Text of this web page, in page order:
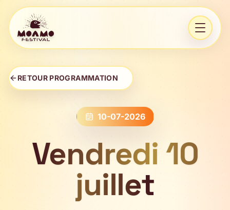
Aller au contenu
Ouvrir
RETOUR PROGRAMMATION
10-07-2026
Vendredi 10
juillet